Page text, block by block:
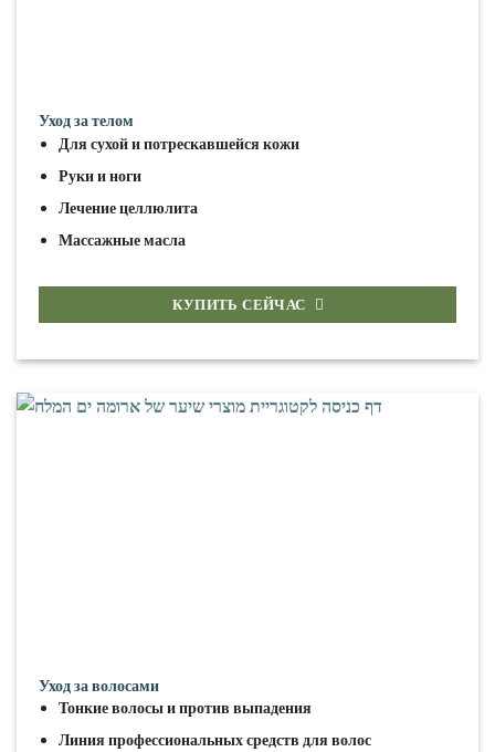
Уход за телом
Для сухой и потрескавшейся кожи
Руки и ноги
Лечение целлюлита
Массажные масла
КУПИТЬ СЕЙЧАС
Уход за волосами
Тонкие волосы и против выпадения
Линия профессиональных средств для волос